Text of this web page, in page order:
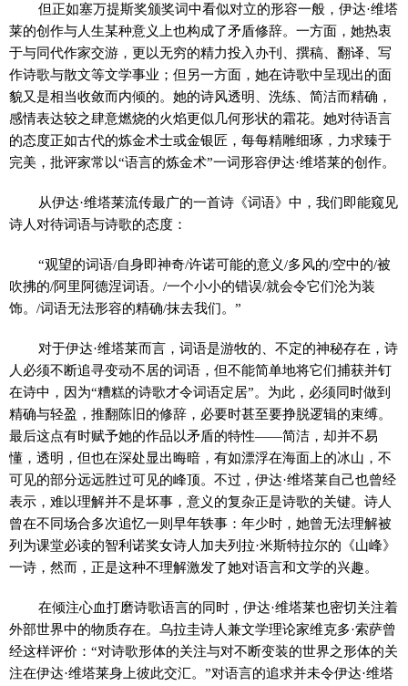
但正如塞万提斯奖颁奖词中看似对立的形容一般，伊达·维塔
莱的创作与人生某种意义上也构成了矛盾修辞。一方面，她热衷
于与同代作家交游，更以无穷的精力投入办刊、撰稿、翻译、写
作诗歌与散文等文学事业；但另一方面，她在诗歌中呈现出的面
貌又是相当收敛而内倾的。她的诗风透明、洗练、简洁而精确，
感情表达较之肆意燃烧的火焰更似几何形状的霜花。她对待语言
的态度正如古代的炼金术士或金银匠，每每精雕细琢，力求臻于
完美，批评家常以“语言的炼金术”一词形容伊达·维塔莱的创作。
从伊达·维塔莱流传最广的一首诗《词语》中，我们即能窥见
诗人对待词语与诗歌的态度：
“观望的词语/自身即神奇/许诺可能的意义/多风的/空中的/被
吹拂的/阿里阿德涅词语。/一个小小的错误/就会令它们沦为装
饰。/词语无法形容的精确/抹去我们。”
对于伊达·维塔莱而言，词语是游牧的、不定的神秘存在，诗
人必须不断追寻变动不居的词语，但不能简单地将它们捕获并钉
在诗中，因为“糟糕的诗歌才令词语定居”。为此，必须同时做到
精确与轻盈，推翻陈旧的修辞，必要时甚至要挣脱逻辑的束缚。
最后这点有时赋予她的作品以矛盾的特性——简洁，却并不易
懂，透明，但也在深处显出晦暗，有如漂浮在海面上的冰山，不
可见的部分远远胜过可见的峰顶。不过，伊达·维塔莱自己也曾经
表示，难以理解并不是坏事，意义的复杂正是诗歌的关键。诗人
曾在不同场合多次追忆一则早年轶事：年少时，她曾无法理解被
列为课堂必读的智利诺奖女诗人加夫列拉·米斯特拉尔的《山峰》
一诗，然而，正是这种不理解激发了她对语言和文学的兴趣。
在倾注心血打磨诗歌语言的同时，伊达·维塔莱也密切关注着
外部世界中的物质存在。乌拉圭诗人兼文学理论家维克多·索萨曾
经这样评价：“对诗歌形体的关注与对不断变装的世界之形体的关
注在伊达·维塔莱身上彼此交汇。”对语言的追求并未令伊达·维塔